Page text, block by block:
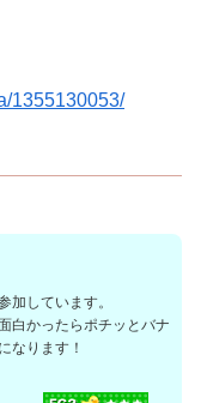
1355130053/
加しています。
白かったらポチッとバナ
なります！